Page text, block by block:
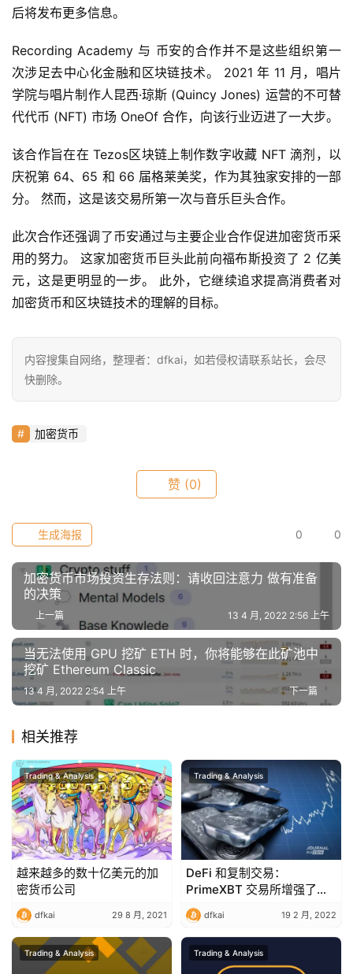
页
快
仰
h
r
9
9
指
数
用
后将发布更多信息。
Recording Academy 与 币安的合作并不是这些组织第一
次涉足去中心化金融和区块链技术。 2021 年 11 月，唱片
学院与唱片制作人昆西·琼斯 (Quincy Jones) 运营的不可替
代代币 (NFT) 市场 OneOf 合作，向该行业迈进了一大步。
该合作旨在在 Tezos区块链上制作数字收藏 NFT 滴剂，以
庆祝第 64、65 和 66 届格莱美奖，作为其独家安排的一部
分。 然而，这是该交易所第一次与音乐巨头合作。
此次合作还强调了币安通过与主要企业合作促进加密货币采
用的努力。 这家加密货币巨头此前向福布斯投资了 2 亿美
元，这是更明显的一步。 此外，它继续追求提高消费者对
加密货币和区块链技术的理解的目标。
内容搜集自网络，整理者：dfkai，如若侵权请联系站长，会尽
快删除。
加密货币
赞 (0)
0 0
生成海报
加密货币市场投资生存法则：请收回注意力 做有准备
的决策
上一篇 13 4 月, 2022 2:56 上午
当无法使用 GPU 挖矿 ETH 时，你将能够在此矿池中
挖矿 Ethereum Classic
下一篇
13 4 月, 2022 2:54 上午
相关推荐
Trading & Analysis
越来越多的数十亿美元的加
密货币公司
dfkai 29 8 月, 2021
Trading & Analysis
DeFi 和复制交易：
PrimeXBT 交易所增强了
COV 代币的实用性
dfkai 19 2 月, 2022
Trading & Analysis Trading & Analysis